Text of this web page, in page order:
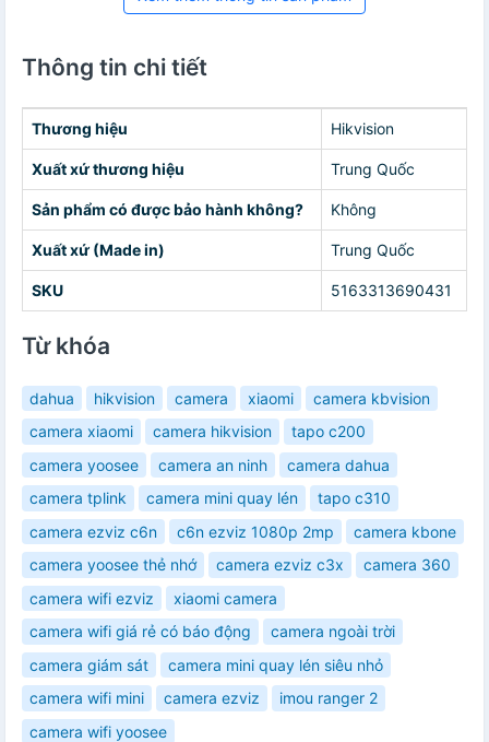
Thông tin chi tiết
Thương hiệu Hikvision
Xuất xứ thương hiệu Trung Quốc
Sản phẩm có được bảo hành không? Không
Xuất xứ (Made in) Trung Quốc
SKU 5163313690431
Từ khóa
dahua hikvision camera xiaomi
camera kbvision
camera xiaomi
camera hikvision
tapo c200
camera yoosee
camera an ninh
camera dahua
camera tplink
camera mini quay lén
tapo c310
camera ezviz c6n
c6n ezviz 1080p 2mp
camera kbone
camera yoosee thẻ nhớ
camera ezviz c3x
camera 360
camera wifi ezviz
xiaomi camera
camera wifi giá rẻ có báo động
camera ngoài trời
camera giám sát
camera mini quay lén siêu nhỏ
camera wifi mini
camera ezviz
imou ranger 2
camera wifi yoosee